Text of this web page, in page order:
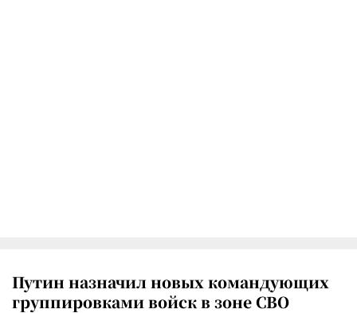
Путин назначил новых командующих
группировками войск в зоне СВО